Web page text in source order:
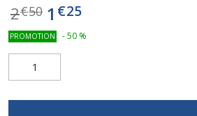
2€50 1 €25
PROMOTION -50 %